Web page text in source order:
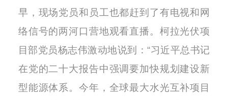
早，现场党员和员工也都赶到了有电视和网
络信号的两河口营地观看直播。柯拉光伏项
目部党员杨志伟激动地说到：“习近平总书记
在党的二十大报告中强调要加快规划建设新
型能源体系。今年，全球最大水光互补项目